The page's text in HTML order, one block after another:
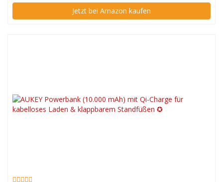
Jetzt bei Amazon kaufen